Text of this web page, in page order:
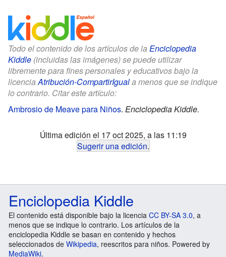
Todo el contenido de los artículos de la Enciclopedia
Kiddle (incluidas las imágenes) se puede utilizar
libremente para fines personales y educativos bajo la
licenciaAtribución-CompartirIguala menos que se indique
lo contrario. Citar este artículo:
Ambrosio de Meave para Niños. Enciclopedia Kiddle.
Última edición el 17 oct 2025, a las 11:19
Sugerir una edición.
Enciclopedia Kiddle
El contenido está disponible bajo la licencia CC BY-SA 3.0, a
menos que se indique lo contrario. Los artículos de la
enciclopedia Kiddle se basan en contenido y hechos
seleccionados de Wikipedia, reescritos para niños. Powered by
MediaWiki.